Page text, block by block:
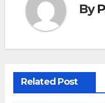
By
Related Post